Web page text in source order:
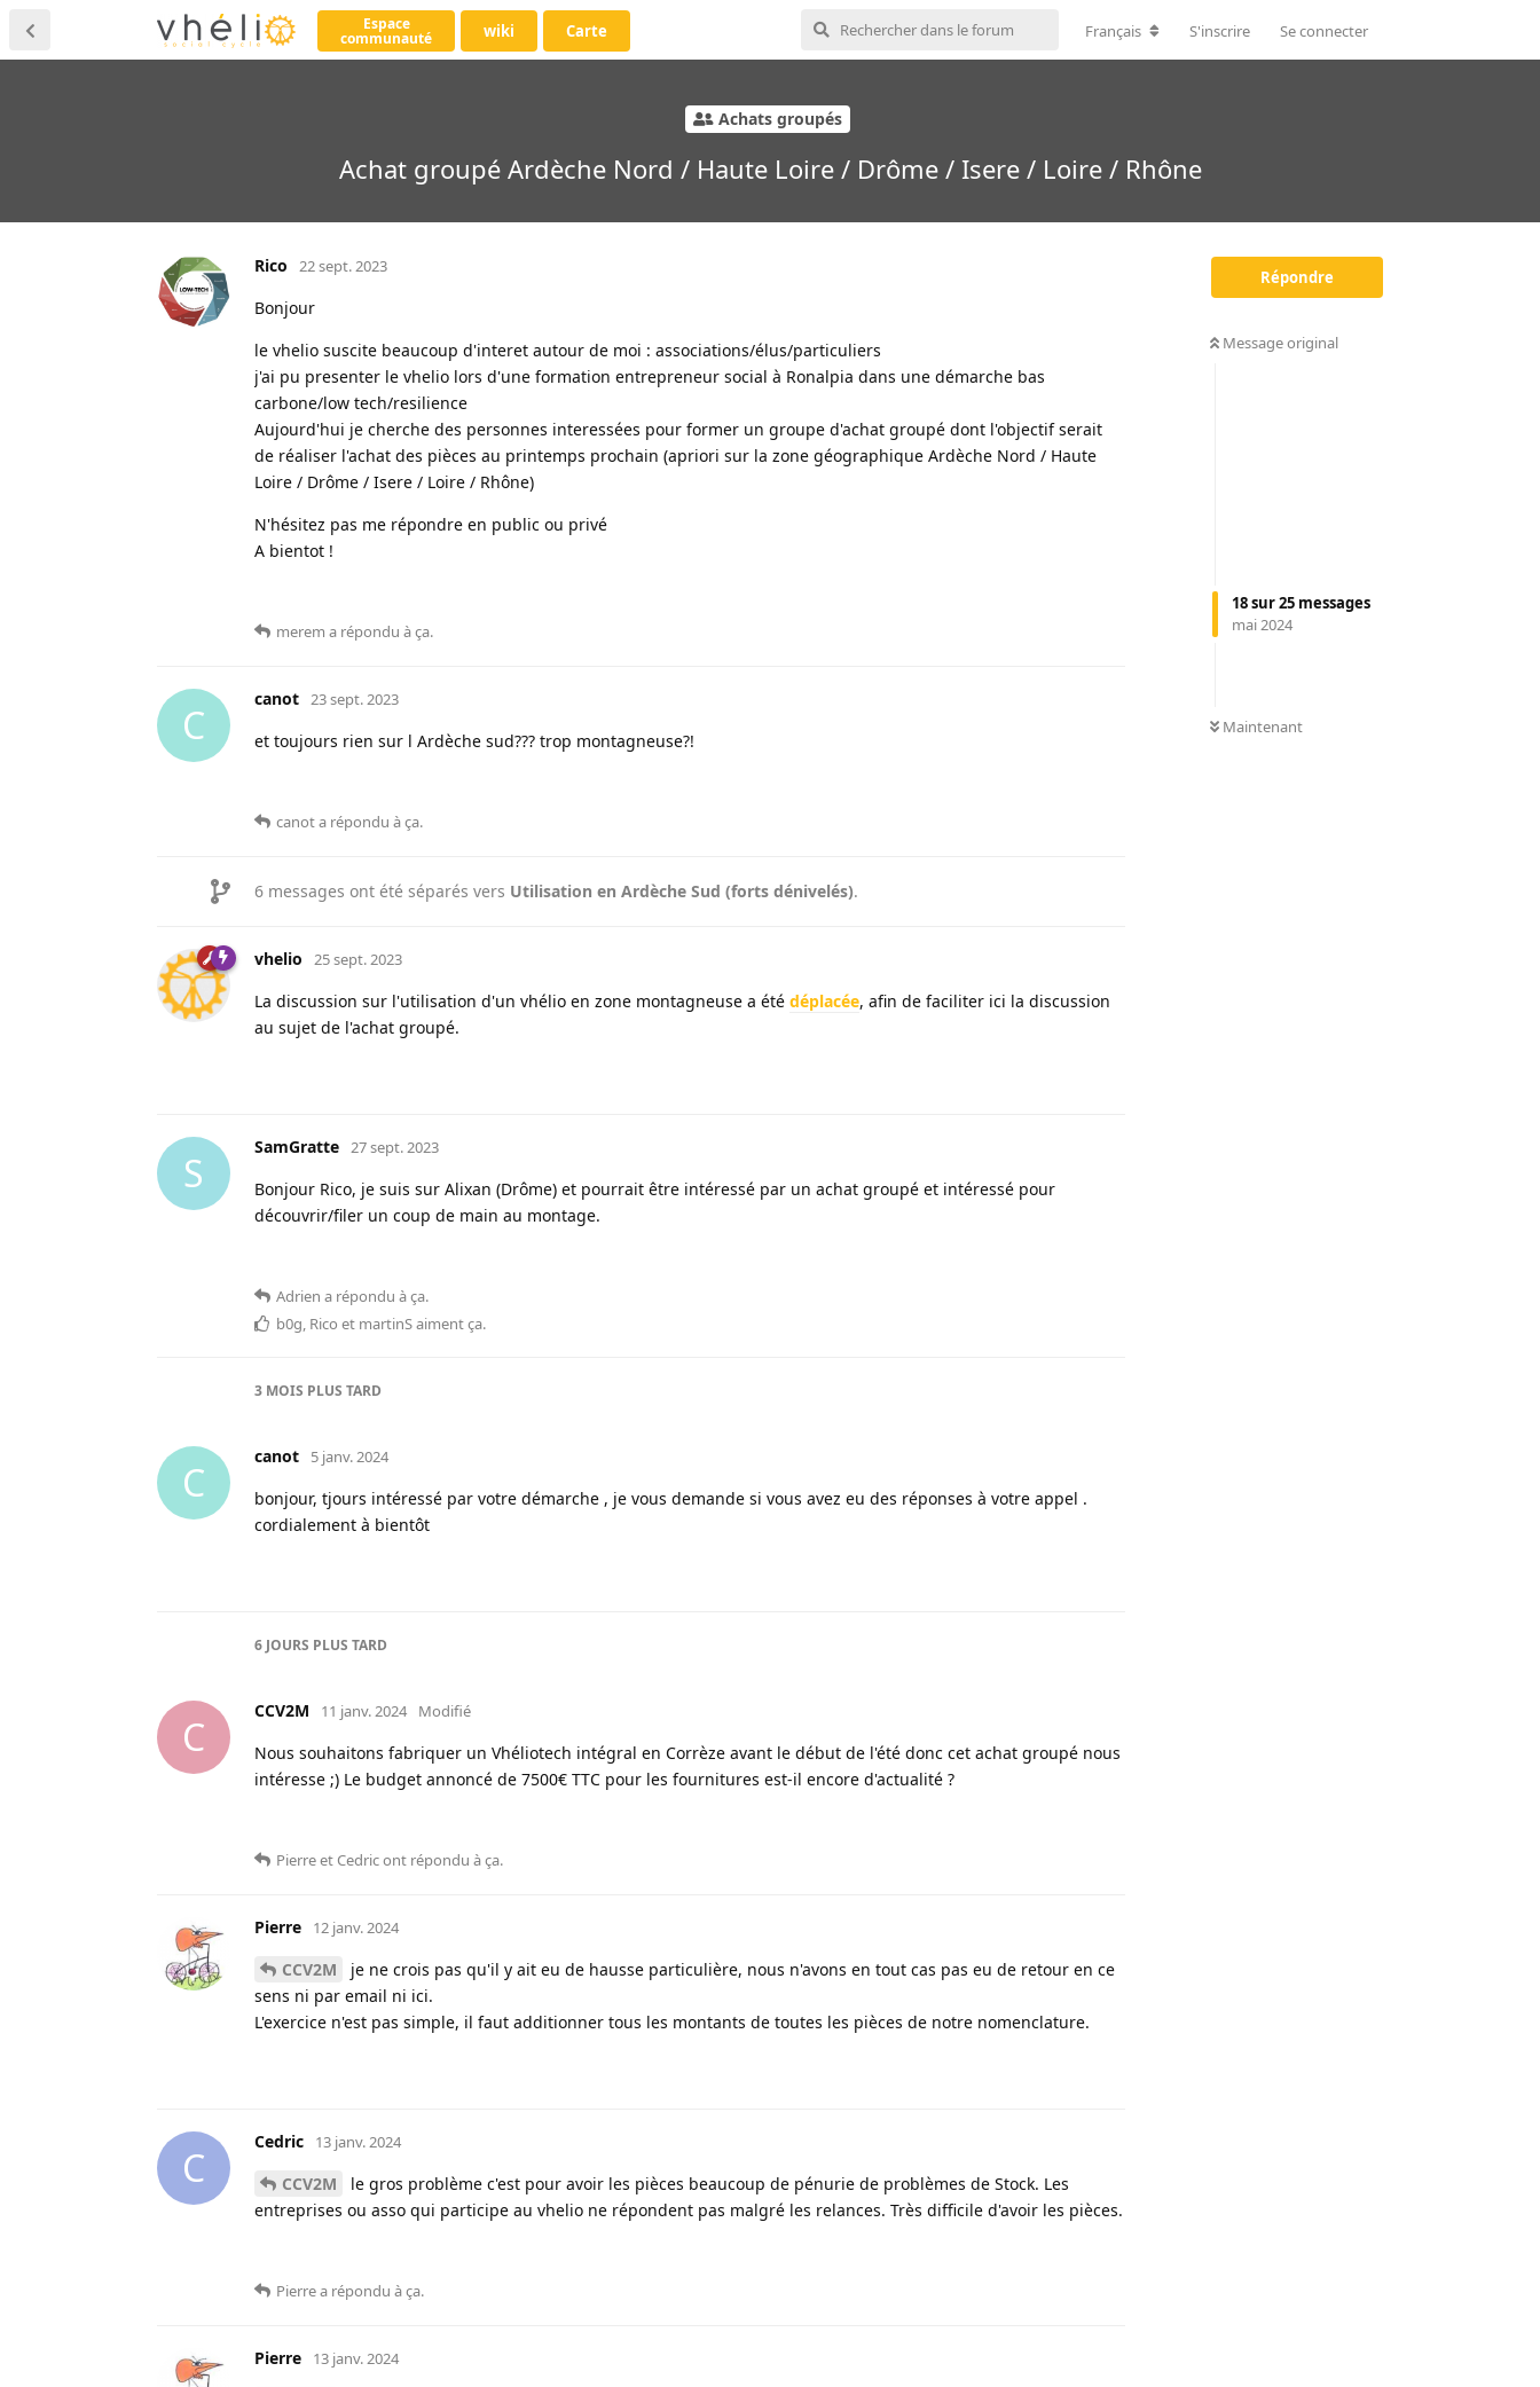
Espace
communauté wiki Carte Français S'inscrire Se connecter
Achats groupés
Achat groupé Ardèche Nord / Haute Loire / Drôme / Isere / Loire / Rhône
Répondre
Message original
18sur25 messages
mai 2024
Maintenant
Rico 22 sept. 2023
Bonjour
le vhelio suscite beaucoup d'interet autour de moi : associations/élus/particuliers
j'ai pu presenter le vhelio lors d'une formation entrepreneur social à Ronalpia dans une démarche bas
carbone/low tech/resilience
Aujourd'hui je cherche des personnes interessées pour former un groupe d'achat groupé dont l'objectif serait
de réaliser l'achat des pièces au printemps prochain (apriori sur la zone géographique Ardèche Nord / Haute
Loire / Drôme / Isere / Loire / Rhône)
N'hésitez pas me répondre en public ou privé
A bientot !
merem a répondu à ça.
C
canot 23 sept. 2023
et toujours rien sur l Ardèche sud??? trop montagneuse?!
canota répondu à ça.
6 messages ont été séparés vers Utilisation en Ardèche Sud (forts dénivelés).
vhelio 25 sept. 2023
La discussion sur l'utilisation d'un vhélio en zone montagneuse a été déplacée, afin de faciliter ici la discussion
au sujet de l'achat groupé.
S
SamGratte 27 sept. 2023
Bonjour Rico, je suis sur Alixan (Drôme) et pourrait être intéressé par un achat groupé et intéressé pour
découvrir/filer un coup de main au montage.
Adrien a répondu à ça.
b0g, Rico et martinSaiment ça.
3 MOIS PLUS TARD
C
canot 5 janv. 2024
bonjour, tjours intéressé par votre démarche , je vous demande si vous avez eu des réponses à votre appel .
cordialement à bientôt
6 JOURS PLUS TARD
C
CCV2M 11 janv. 2024 Modifié
Nous souhaitons fabriquer un Vhéliotech intégral en Corrèze avant le début de l'été donc cet achat groupé nous
intéresse ;) Le budget annoncé de 7500€ TTC pour les fournitures est-il encore d'actualité ?
Pierreet Cedricont répondu à ça.
Pierre 12 janv. 2024
CCV2M
je ne crois pas qu'il y ait eu de hausse particulière, nous n'avons en tout cas pas eu de retour en ce
sens ni par email ni ici.
L'exercice n'est pas simple, il faut additionner tous les montants de toutes les pièces de notre nomenclature.
C
Cedric 13 janv. 2024
CCV2M
le gros problème c'est pour avoir les pièces beaucoup de pénurie de problèmes de Stock. Les
entreprises ou asso qui participe au vhelio ne répondent pas malgré les relances. Très difficile d'avoir les pièces.
Pierrea répondu à ça.
Pierre 13 janv. 2024